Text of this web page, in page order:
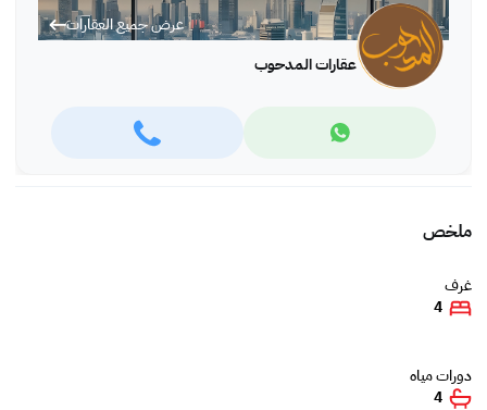
عرض جميع العقارات
عقارات المدحوب
ملخص
غرف
4
دورات مياه
4